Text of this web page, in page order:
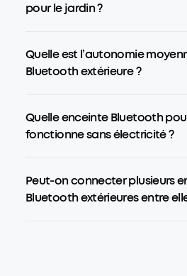
pour le jardin ?
Quelle est l’autonomie
Bluetooth extérieure ?
Quelle enceinte Bluetooth
fonctionne sans électricité ?
Peut-on connecter plusieurs
Bluetooth extérieures entre